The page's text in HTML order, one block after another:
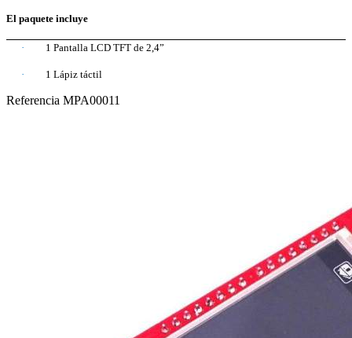
El paquete incluye
· 1 Pantalla LCD TFT de 2,4”
· 1 Lápiz táctil
Referencia MPA00011